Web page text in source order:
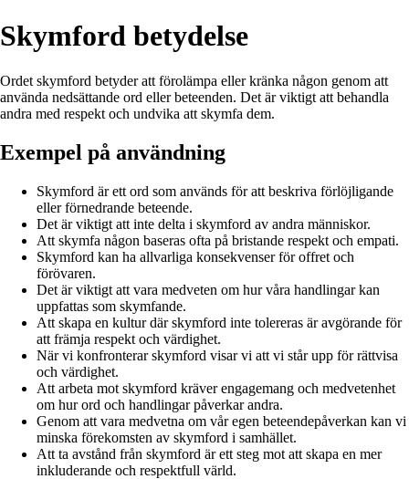
Skymford betydelse
Ordet skymford betyder att förolämpa eller kränka någon genom att
använda nedsättande ord eller beteenden. Det är viktigt att behandla
andra med respekt och undvika att skymfa dem.
Exempel på användning
Skymford är ett ord som används för att beskriva förlöjligande
eller förnedrande beteende.
Det är viktigt att inte delta i skymford av andra människor.
Att skymfa någon baseras ofta på bristande respekt och empati.
Skymford kan ha allvarliga konsekvenser för offret och
förövaren.
Det är viktigt att vara medveten om hur våra handlingar kan
uppfattas som skymfande.
Att skapa en kultur där skymford inte tolereras är avgörande för
att främja respekt och värdighet.
När vi konfronterar skymford visar vi att vi står upp för rättvisa
och värdighet.
Att arbeta mot skymford kräver engagemang och medvetenhet
om hur ord och handlingar påverkar andra.
Genom att vara medvetna om vår egen beteendepåverkan kan vi
minska förekomsten av skymford i samhället.
Att ta avstånd från skymford är ett steg mot att skapa en mer
inkluderande och respektfull värld.